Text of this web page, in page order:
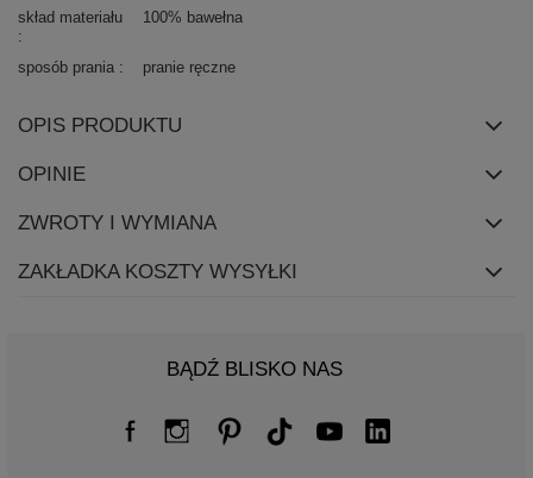
skład materiału 100% bawełna
sposób prania pranie ręczne
OPIS PRODUKTU
OPINIE
ZWROTY I WYMIANA
ZAKŁADKA KOSZTY WYSYŁKI
BĄDŹ BLISKO NAS